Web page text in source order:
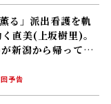
る」派出看護を軌
直美(上坂樹里)。
新潟から帰ってく
予告